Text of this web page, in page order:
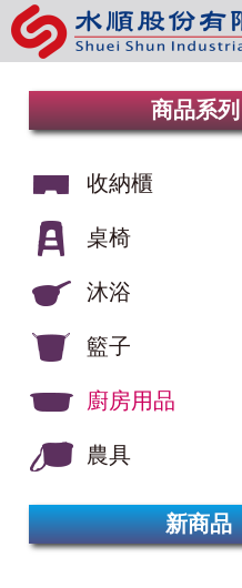
商品系列
收納櫃
桌椅
沐浴
籃子
廚房用品
農具
新商品